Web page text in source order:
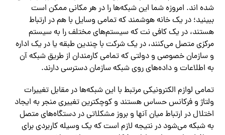
شده اند.‌ ‌‌امروزه شما این شبکه‌‌ها را در هر مکانی ممکن است
ببینید؛ در یک خانه هوشمند که تمامی وسایل با هم در ارتباط
هستند، در یک کافی نت که سیستم‌‌های مختلف را به سیستم
مرکزی متصل‌ می‌کنند، در یک شرکت با چندین طبقه یا در یک اداره
و سازمان خصوصی و دولتی که تمامی کارمندان از طریق شبکه آن
به اطلاعات و داده‌‌های روی شبکه سازمان دسترسی دارند.
تمامی لوازم الکترونیکی مرتبط با این شبکه‌‌ها در مقابل تغییرات
ولتاژ و فرکانس حساس هستند و کوچکترین تغییری منجر به ایجاد
اختلال در ارتباط میان آنها و بروز مشکلاتی در دستگاه‌‌های متصل
به شبکه‌ می‌شود در نتیجه لازم است که یک وسیله کاربردی برای